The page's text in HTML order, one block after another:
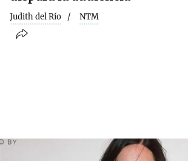
Judith del Río NTM